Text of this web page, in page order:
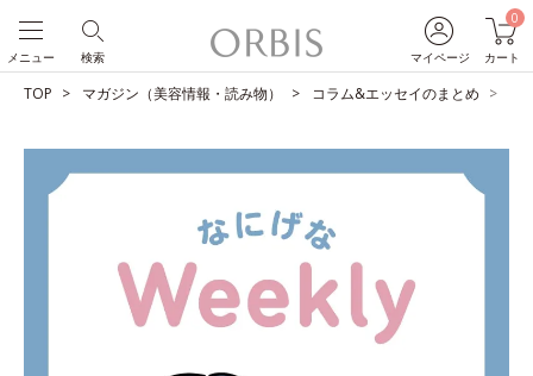
マイページ
0
カート
検索
メニュー
TOP マガジン（美容情報・読み物） コラム&エッセイのまとめ